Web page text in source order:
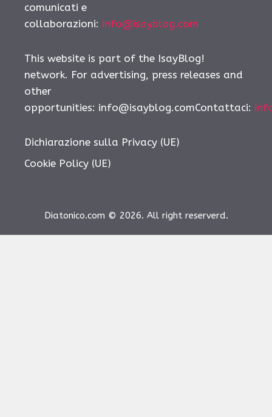
comunicati e
collaborazioni: info@isayblog.com
This website is part of the IsayBlog!
network. For advertising, press releases and
other
opportunities: info@isayblog.comContattaci:
Dichiarazione sulla Privacy (UE)
Cookie Policy (UE)
Diatonico.com © 2026. All right reserverd.